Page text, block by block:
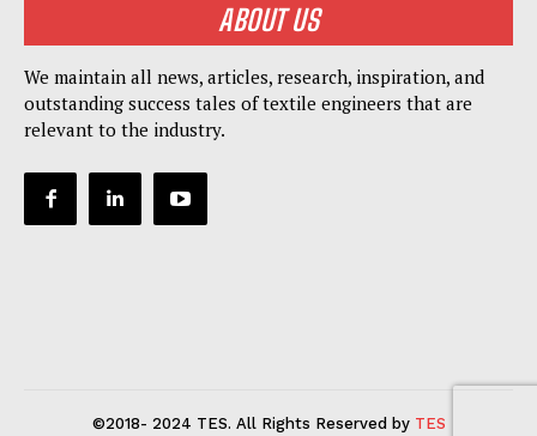
ABOUT US
We maintain all news, articles, research, inspiration, and
outstanding success tales of textile engineers that are
relevant to the industry.
©2018- 2024 TES. All Rights Reserved by TES